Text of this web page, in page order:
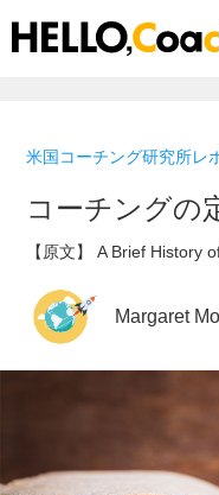
米国コーチング研究所レ
コーチングの
【原文】 A Brief History
Margaret